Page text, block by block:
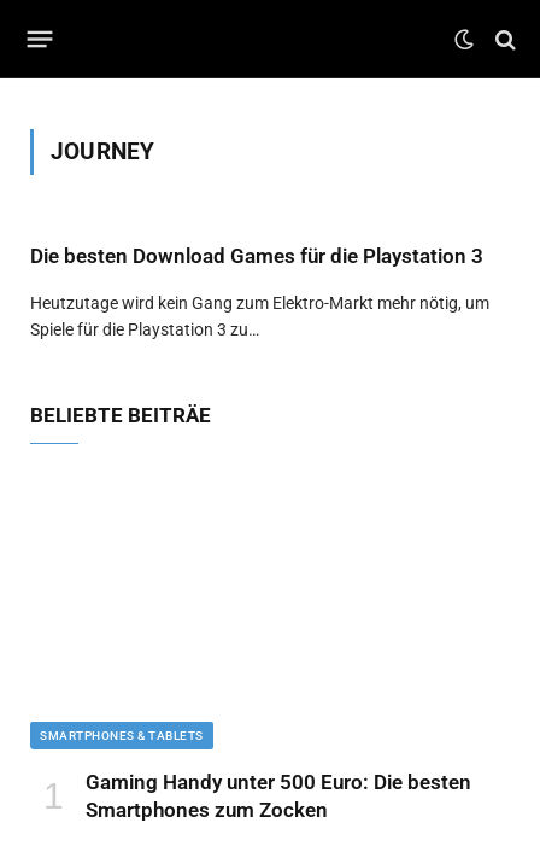
JOURNEY
Die besten Download Games für die Playstation 3
Heutzutage wird kein Gang zum Elektro-Markt mehr nötig, um
Spiele für die Playstation 3 zu…
BELIEBTE BEITRÄE
SMARTPHONES & TABLETS
Gaming Handy unter 500 Euro: Die besten
Smartphones zum Zocken